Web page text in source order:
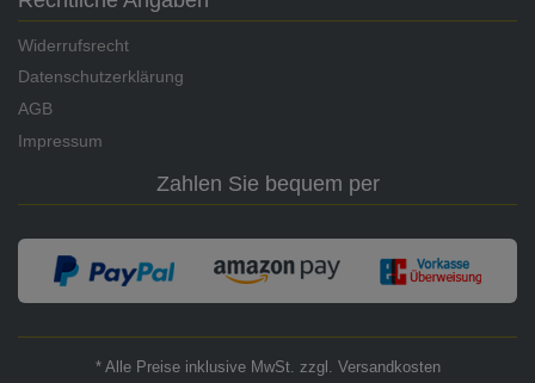
Widerrufsrecht
Datenschutzerklärung
AGB
Impressum
Zahlen Sie bequem per
* Alle Preise inklusive MwSt. zzgl. Versandkosten